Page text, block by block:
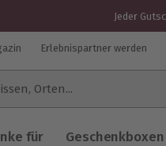
Jeder
Erlebnispartner werden
für Geschenkboxen